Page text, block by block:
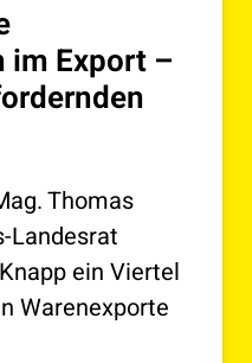
Export –
Thomas
Landesrat
ein Viertel
Warenexporte